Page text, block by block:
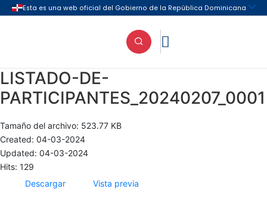

LISTADO-DE-
PARTICIPANTES_20240207_0001
Tamaño del archivo: 523.77 KB
Created: 04-03-2024
Updated: 04-03-2024
Hits: 129
Descargar
Vista previa